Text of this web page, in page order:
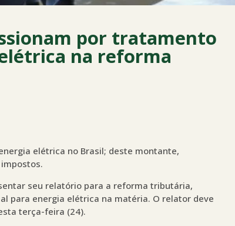
por tratamento
na reforma
elétrica no Brasil; deste montante,
seu relatório para a reforma tributária,
para energia elétrica na matéria. O relator deve
terça-feira (24).